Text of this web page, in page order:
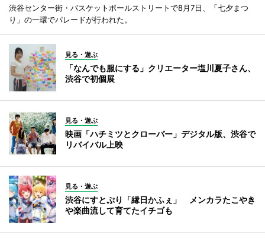
渋谷センター街・バスケットボールストリートで8月7日、「七夕まつ
り」の一環でパレードが行われた。
見る・遊ぶ
「なんでも服にする」クリエーター塩川夏子さん、
渋谷で初個展
見る・遊ぶ
映画「ハチミツとクローバー」デジタル版、渋谷で
リバイバル上映
見る・遊ぶ
渋谷にすとぷり「縁日かふぇ」 メンカラたこやき
や楽曲流して育てたイチゴも